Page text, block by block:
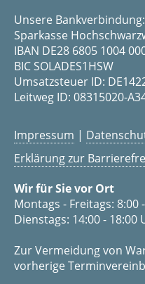
Unsere Bankverbindung:
Sparkasse
IBAN DE28 6805 1004
BIC SOLADES1HSW
Umsatzsteuer ID:
Leitweg ID: 08315020-
Impressum |
Erklärung zur
Wir für Sie vor Ort
Montags - Freitags: 8:00
Dienstags: 14:00 - 18:00
Zur Vermeidung von
vorherige